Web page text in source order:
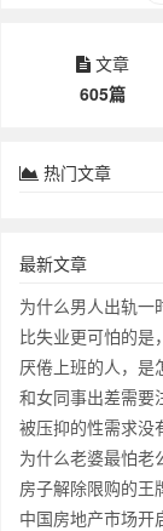
文章
605篇
热门文章
最新文章
为什么男人出轨一
比失业更可怕的是
厌倦上班的人，是
和女同事出差需要
被压抑的性需求没
为什么老婆最怕老
房子解除限购的王
中国房地产市场开